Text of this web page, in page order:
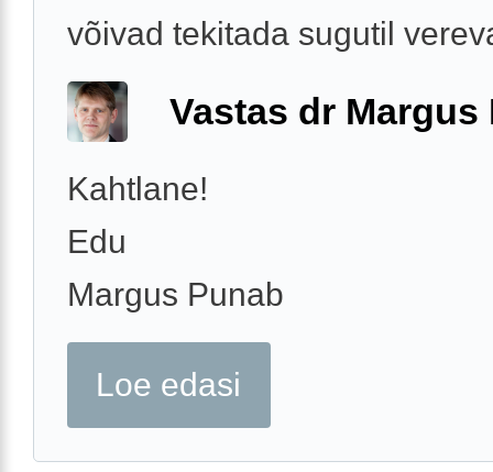
võivad tekitada sugutil
Vastas dr Margus
Kahtlane!
Edu
Margus Punab
Loe edasi